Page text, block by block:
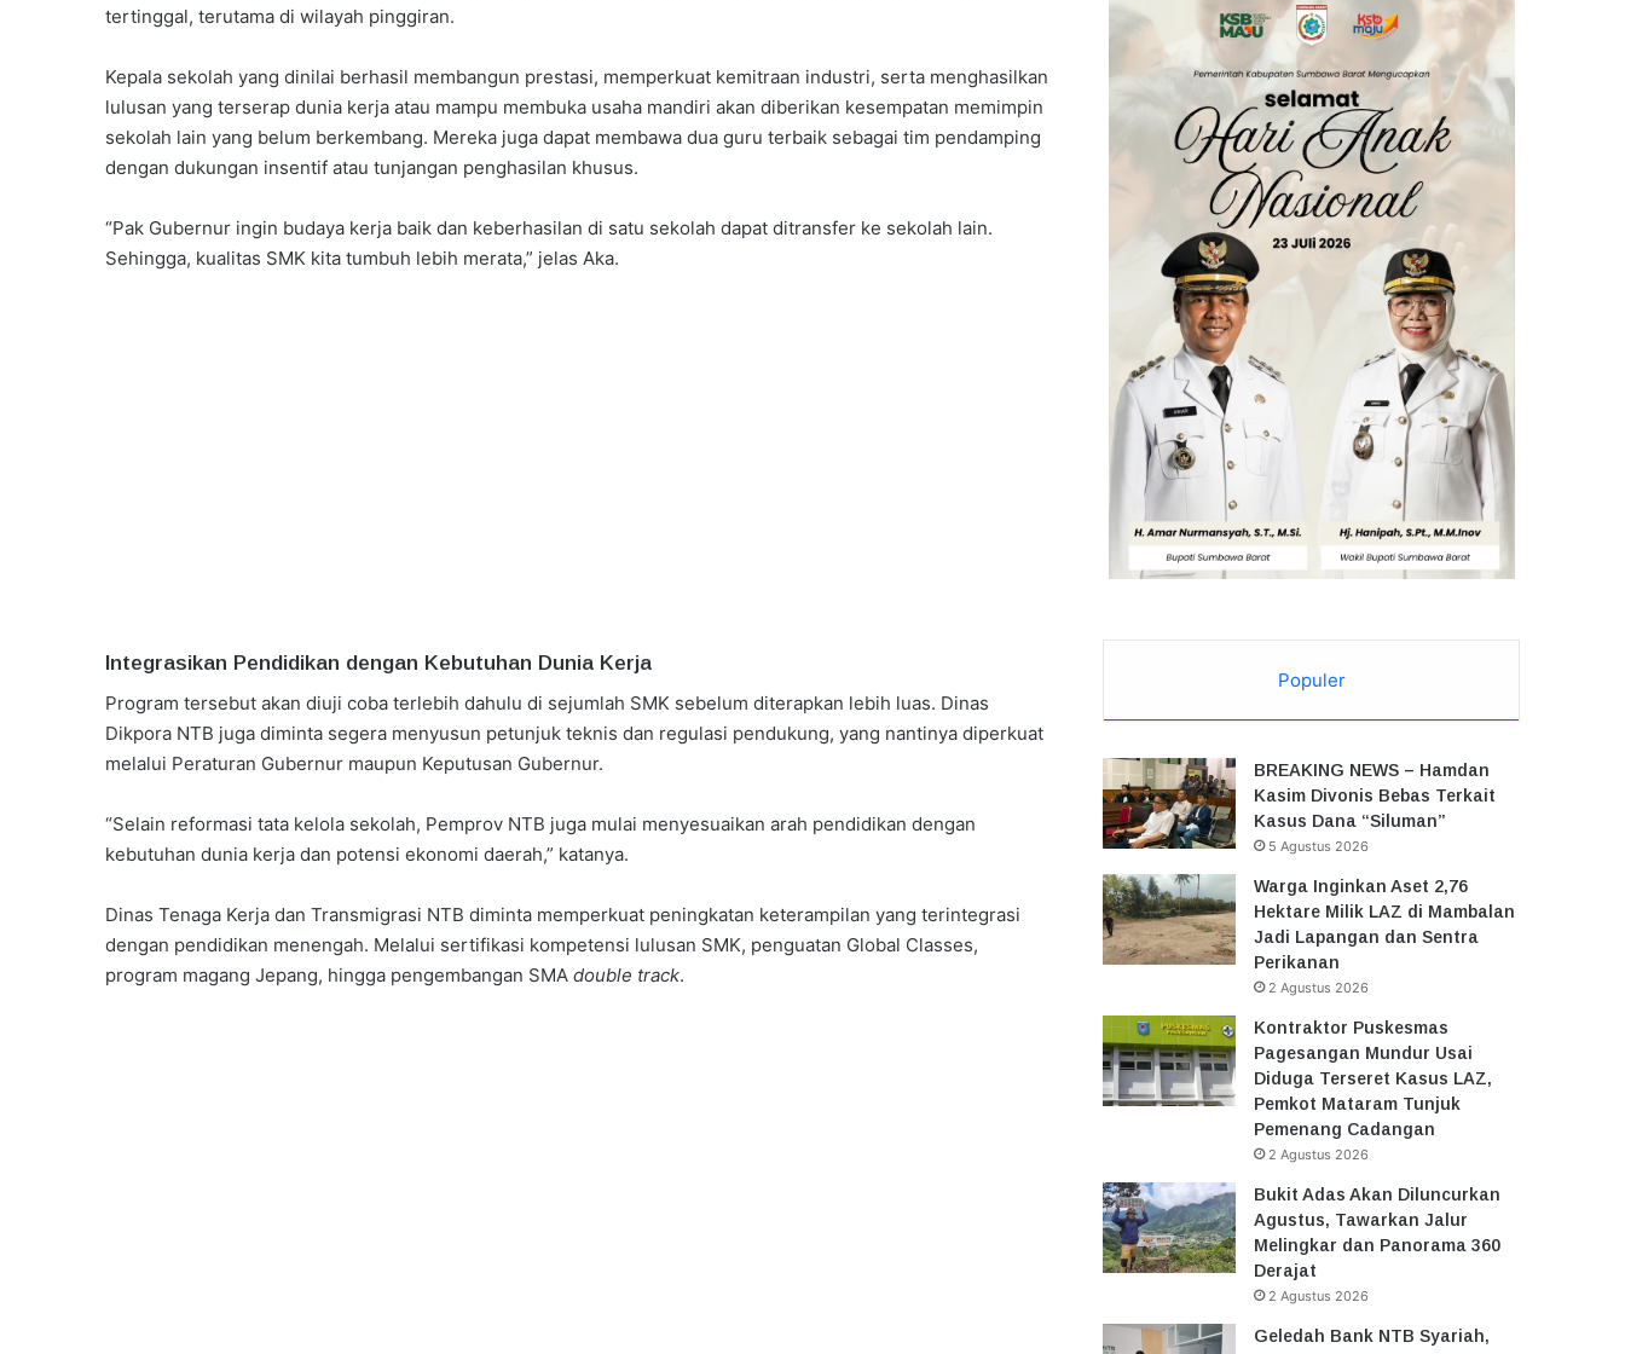
tertinggal, terutama di wilayah pinggiran.
Kepala sekolah yang dinilai berhasil membangun prestasi, memperkuat kemitraan industri, serta menghasilkan
lulusan yang terserap dunia kerja atau mampu membuka usaha mandiri akan diberikan kesempatan memimpin
sekolah lain yang belum berkembang. Mereka juga dapat membawa dua guru terbaik sebagai tim pendamping
dengan dukungan insentif atau tunjangan penghasilan khusus.
“Pak Gubernur ingin budaya kerja baik dan keberhasilan di satu sekolah dapat ditransfer ke sekolah lain.
Sehingga, kualitas SMK kita tumbuh lebih merata,” jelas Aka.
Integrasikan Pendidikan dengan Kebutuhan Dunia Kerja
Program tersebut akan diuji coba terlebih dahulu di sejumlah SMK sebelum diterapkan lebih luas. Dinas
Dikpora NTB juga diminta segera menyusun petunjuk teknis dan regulasi pendukung, yang nantinya diperkuat
melalui Peraturan Gubernur maupun Keputusan Gubernur.
“Selain reformasi tata kelola sekolah, Pemprov NTB juga mulai menyesuaikan arah pendidikan dengan
kebutuhan dunia kerja dan potensi ekonomi daerah,” katanya.
Dinas Tenaga Kerja dan Transmigrasi NTB diminta memperkuat peningkatan keterampilan yang terintegrasi
dengan pendidikan menengah. Melalui sertifikasi kompetensi lulusan SMK, penguatan Global Classes,
program magang Jepang, hingga pengembangan SMA double track.
Populer
BREAKING NEWS – Hamdan
Kasim Divonis Bebas Terkait
Kasus Dana “Siluman”
5 Agustus 2026
Warga Inginkan Aset 2,76
Hektare Milik LAZ di Mambalan
Jadi Lapangan dan Sentra
Perikanan
2 Agustus 2026
Kontraktor Puskesmas
Pagesangan Mundur Usai
Diduga Terseret Kasus LAZ,
Pemkot Mataram Tunjuk
Pemenang Cadangan
2 Agustus 2026
Bukit Adas Akan Diluncurkan
Agustus, Tawarkan Jalur
Melingkar dan Panorama 360
Derajat
2 Agustus 2026
Geledah Bank NTB Syariah,